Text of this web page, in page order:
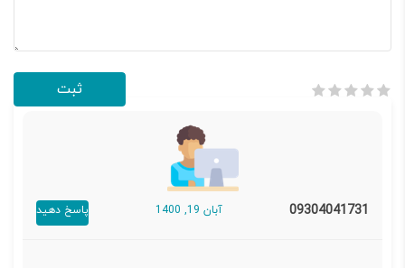
09304041731 آبان 19, 1400 پاسخ دهید